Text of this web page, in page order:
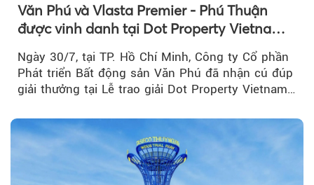
Văn Phú và Vlasta Premier - Phú Thuận
được vinh danh tại Dot Property Vietnam
Ngày 30/7, tại TP. Hồ Chí Minh, Công ty Cổ phần
Phát triển Bất động sản Văn Phú đã nhận cú đúp
giải thưởng tại Lễ trao giải Dot Property Vietnam